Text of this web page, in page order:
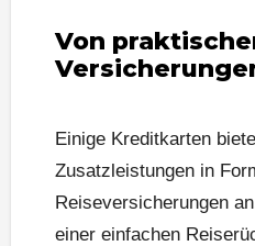
Von
Einige Kreditkarten
Zusatzleistungen in
Reiseversicherungen
einer einfachen